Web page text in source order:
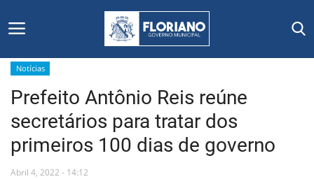
Início
Editais
Floriano
Notícias
Prefeito Antônio Reis reúne
secretários para tratar dos
primeiros 100 dias de governo
Abril 4, 2022 - 14:12